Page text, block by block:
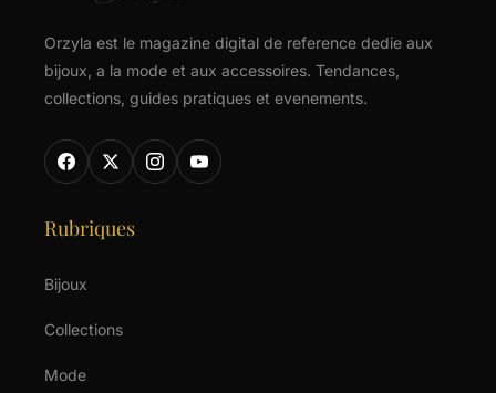
Orzyla est le magazine digital de reference dedie aux
bijoux, a la mode et aux accessoires. Tendances,
collections, guides pratiques et evenements.
Rubriques
Bijoux
Collections
Mode